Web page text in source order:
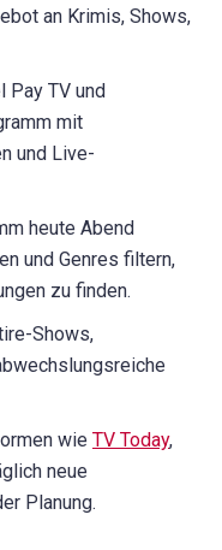
an Krimis, Shows,
Pay TV und
mit
und Live-
heute Abend
und Genres filtern,
zu finden.
Shows,
wie TV Today,
neue
Planung.